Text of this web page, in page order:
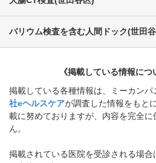
バリウム検査を含む人間ドック(世田
《掲載している情報につ
掲載している各種情報は、ミーカン
社eヘルスケアが調査した情報をもと
載に努めておりますが、内容を完全
ん。
掲載されている医院を受診される場